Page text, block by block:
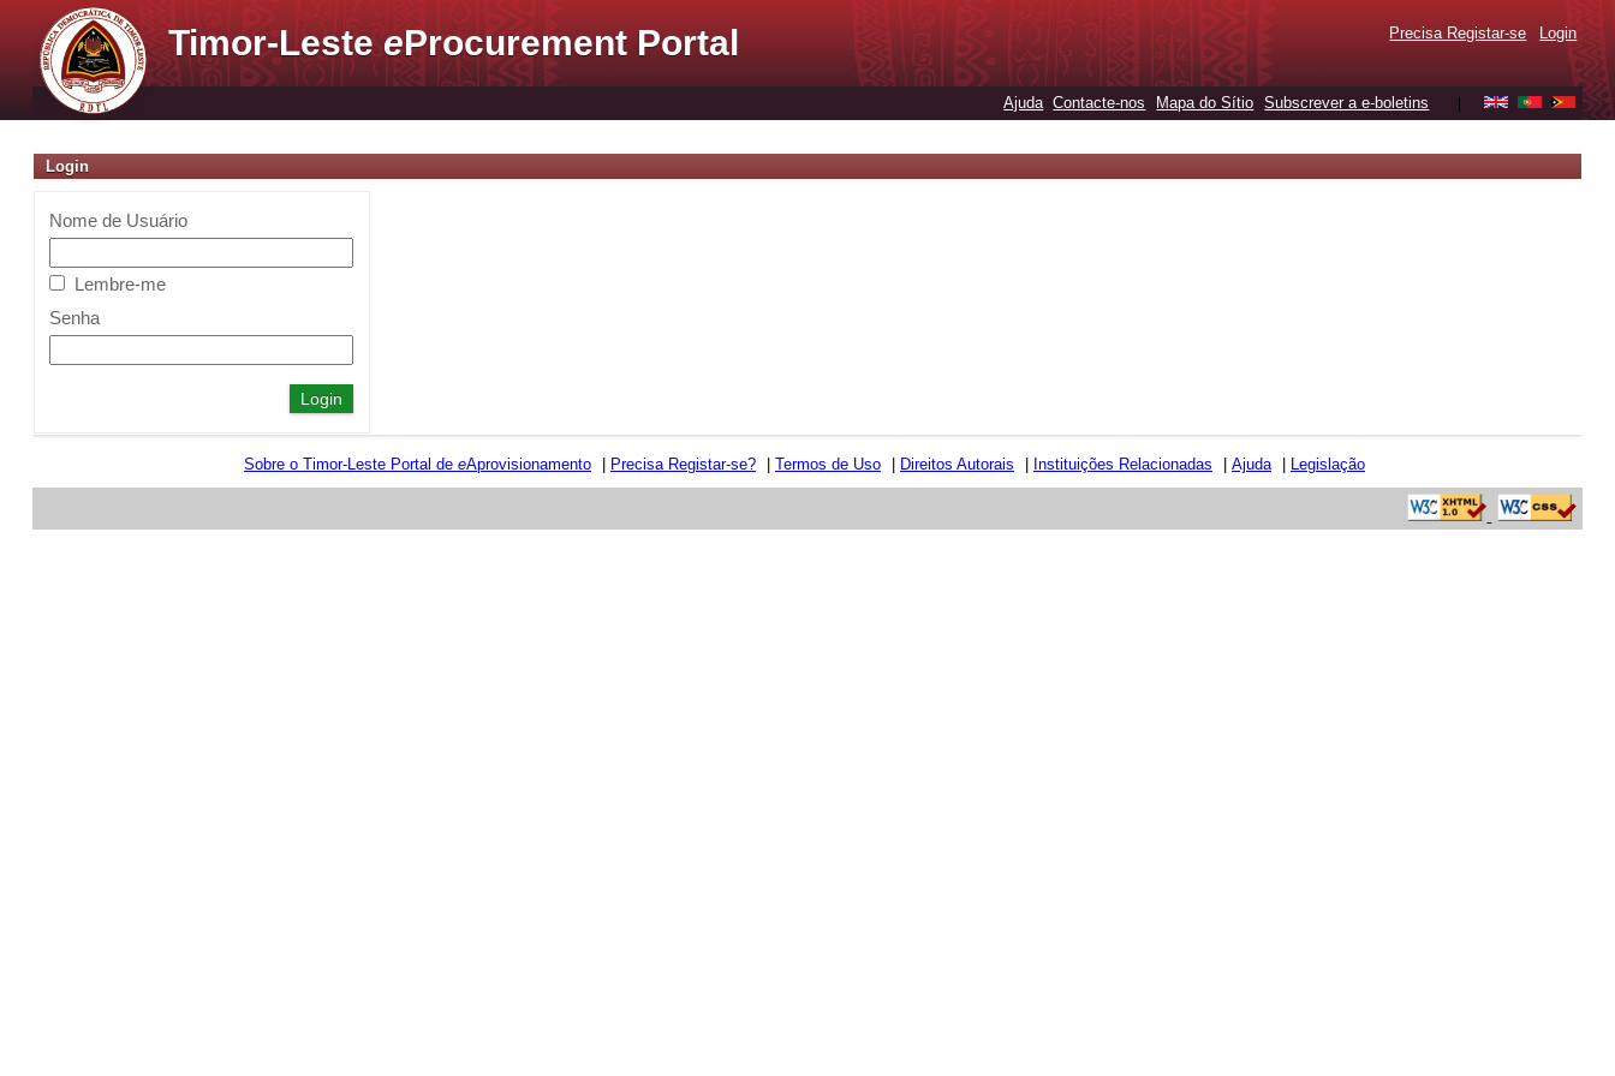
Timor-LesteeProcurement Portal Precisa Registar-se Login
Ajuda Contacte-nos Mapa do Sítio Subscrever a e-boletins
Login
Nome de Usuário
Lembre-me
Senha
Sobre o Timor-Leste Portal de eAprovisionamento Precisa Registar-se? Termos de Uso Direitos Autorais Instituições Relacionadas Ajuda Legislação